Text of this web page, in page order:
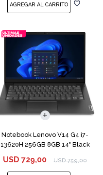
Notebook Lenovo V14 G4 i7-
13620H 256GB 8GB 14" Black
USD 729,00 USD 759,00
COMPARAR